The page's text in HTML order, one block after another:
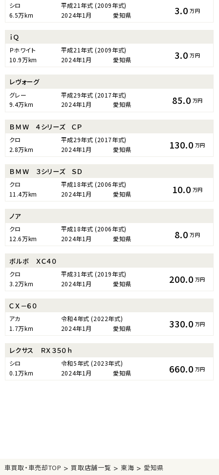
シロ 平成21年式 (2009年式)
6.5万km
2024年1月 愛知県 3.0 万円
ｉＱ
Ｐホワイト 平成21年式 (2009年式)
10.9万km
2024年1月 愛知県 3.0 万円
レヴォーグ
グレー 平成29年式 (2017年式)
9.4万km
2024年1月 愛知県 85.0 万円
ＢＭＷ ４シリーズ ＣＰ
クロ 平成29年式 (2017年式)
2.8万km
2024年1月 愛知県 130.0 万円
ＢＭＷ ３シリーズ ＳＤ
クロ 平成18年式 (2006年式)
11.4万km
2024年1月 愛知県 10.0 万円
ノア
クロ 平成18年式 (2006年式)
12.6万km
2024年1月 愛知県 8.0 万円
ボルボ ＸＣ４０
クロ 平成31年式 (2019年式)
3.2万km
2024年1月 愛知県 200.0 万円
ＣＸ－６０
アカ 令和4年式 (2022年式)
1.7万km
2024年1月 愛知県 330.0 万円
レクサス ＲＸ３５０ｈ
シロ 令和5年式 (2023年式)
0.1万km
2024年1月 愛知県 660.0 万円
車買取・車売却TOP > 買取店舗一覧 > 東海 > 愛知県